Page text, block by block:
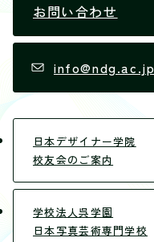
お問い合わせ
info@ndg.ac.jp
日本デザイナー学院
校友会のご案内
学校法人呉学園
日本写真芸術専門学校